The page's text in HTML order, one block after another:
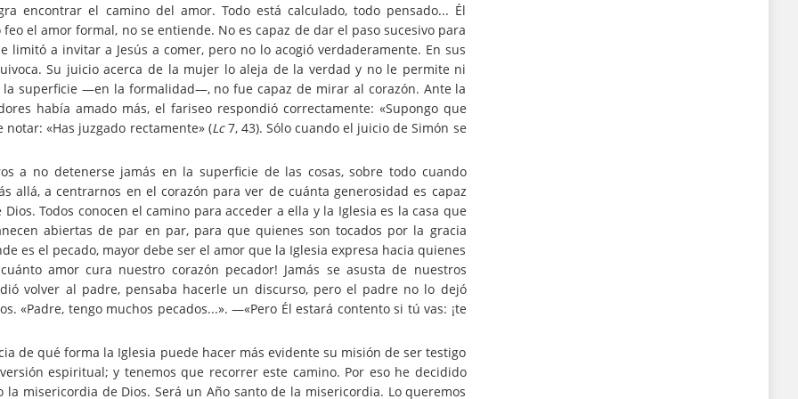
encontrar el camino del amor. Todo está calculado, todo pensado... Él
el amor formal, no se entiende. No es capaz de dar el paso sucesivo para
a invitar a Jesús a comer, pero no lo acogió verdaderamente. En sus
Su juicio acerca de la mujer lo aleja de la verdad y no le permite ni
superficie —en la formalidad—, no fue capaz de mirar al corazón. Ante la
había amado más, el fariseo respondió correctamente: «Supongo que
«Has juzgado rectamente» (Lc7, 43). Sólo cuando el juicio de Simón se
a no detenerse jamás en la superficie de las cosas, sobre todo cuando
allá, a centrarnos en el corazón para ver de cuánta generosidad es capaz
Todos conocen el camino para acceder a ella y la Iglesia es la casa que
abiertas de par en par, para que quienes son tocados por la gracia
es el pecado, mayor debe ser el amor que la Iglesia expresa hacia quienes
amor cura nuestro corazón pecador! Jamás se asusta de nuestros
volver al padre, pensaba hacerle un discurso, pero el padre no lo dejó
«Padre, tengo muchos pecados...». —«Pero Él estará contento si tú vas: ¡te
de qué forma la Iglesia puede hacer más evidente su misión de ser testigo
espiritual; y tenemos que recorrer este camino. Por eso he decidido
misericordia de Dios. Será un Año santo de la misericordia. Lo queremos